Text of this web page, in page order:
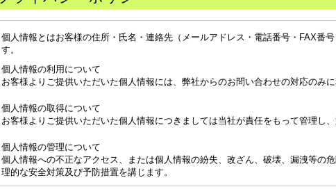
個人情報とはお客様の住所・氏名・連絡先（メールアドレス・電話番号・FAX番
す。
個人情報の利用について
お客様よりご提供いただいた個人情報には、弊社からのお問い合わせの対応のみに
個人情報の取得について
お客様よりご提供いただいた個人情報につきましては当社が責任をもって管理し
個人情報の管理について
個人情報への不正なアクセス、または個人情報の紛失、改ざん、破壊、漏洩等の
理的な安全対策及び予防措置を講じます。